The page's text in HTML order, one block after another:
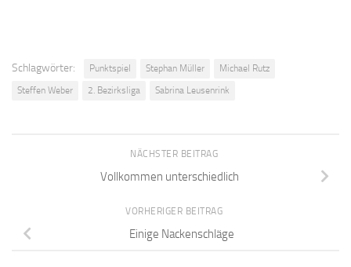
Schlagwörter: Punktspiel Stephan Müller
Michael Rutz
Steffen Weber
2. Bezirksliga Sabrina Leusenrink
NÄCHSTER BEITRAG
Vollkommen unterschiedlich
VORHERIGER BEITRAG
Einige Nackenschläge